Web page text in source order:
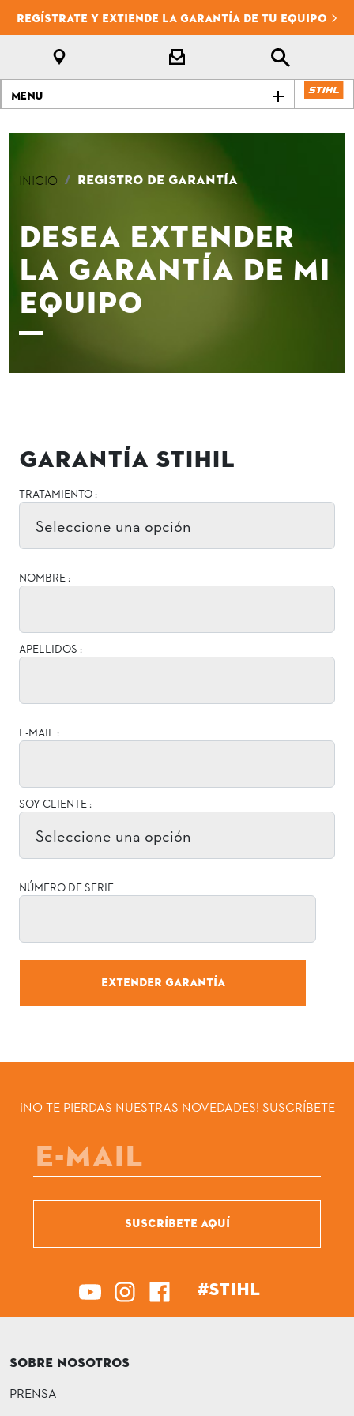
REGÍSTRATE Y EXTIENDE LA GARANTÍA DE TU EQUIPO
Menu
INICIO REGISTRO DE GARANTÍA
Desea extender
la garantía de mi
equipo
GARANTÍA STIHIL
TRATAMIENTO :
NOMBRE :
APELLIDOS :
E-MAIL :
SOY CLIENTE :
NÚMERO DE SERIE
EXTENDER GARANTÍA
¡NO TE PIERDAS NUESTRAS NOVEDADES! SUSCRÍBETE
SUSCRÍBETE AQUÍ
#STIHL
SOBRE NOSOTROS
PRENSA